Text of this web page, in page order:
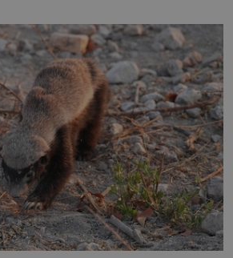
zakončit poznáváním památek ve
v termálním